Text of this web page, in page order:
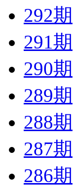
292期
291期
290期
289期
288期
287期
286期